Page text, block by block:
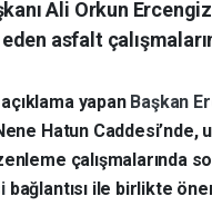
Ali Orkun
asfalt
yapan Başkan
Hatun
çalışmalarında
bağlantısı ile birlikte